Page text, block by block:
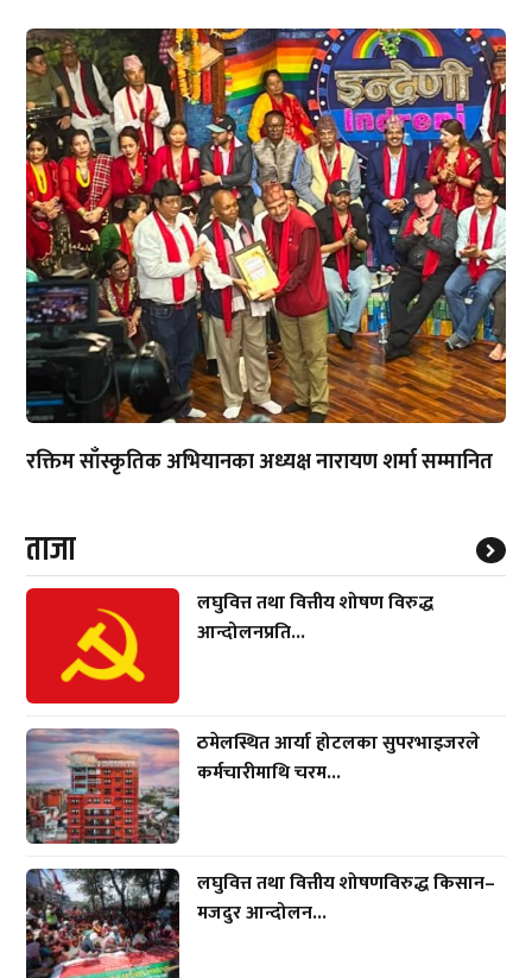
रक्तिम साँस्कृतिक अभियानका अध्यक्ष नारायण शर्मा सम्मानित
ताजा
लघुवित्त तथा वित्तीय शोषण विरुद्ध
आन्दोलनप्रति...
ठमेलस्थित आर्या होटलका सुपरभाइजरले
कर्मचारीमाथि चरम...
लघुवित्त तथा वित्तीय शोषणविरुद्ध किसान–
मजदुर आन्दोलन...